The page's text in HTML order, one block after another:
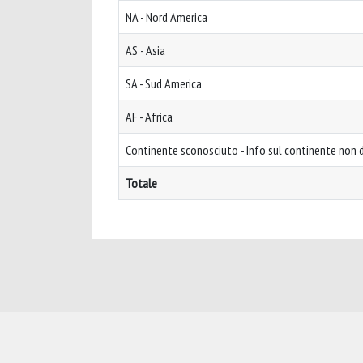
NA - Nord America
AS - Asia
SA - Sud America
AF - Africa
Continente sconosciuto - Info sul continente non
Totale